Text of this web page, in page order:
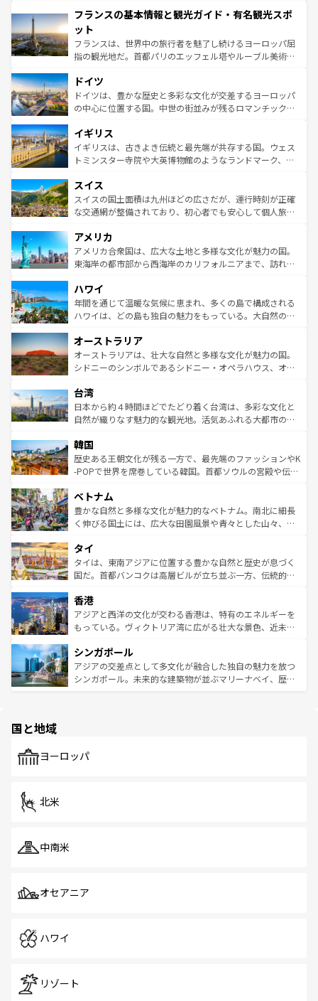
ませてくれるイタリアで、忘れられない旅をしてみよう！
なお、新着のイタリア情報は
しい。
文化が根付くこの国では、情熱的なフラメンコ、熱気あふ
れる闘牛、そして美味しいタパスが生活の一部となってい
る。首都マドリードの洗練された雰囲気や、バルセロナの
アートに溢れた街角から、地方では古代ローマ遺跡や中世
せる。地方によって風土や気候が異なるスペインはその個
性で訪れる人を魅了する。 なお、新着のスペイン情報は コ
ンテンツ一覧を参照してほしい。
フランスの基本情報と観光ガイド・有名観光スポ
ット
フランスは、世界中の旅行者を魅了し続けるヨーロッパ屈
指の観光地だ。首都パリのエッフェル塔やルーブル美術館
で、幅広い魅力が詰まっている。華麗な宮殿、歴史的な大
聖堂、美しいビーチ、そして豊かな自然が、訪れる者を心
から魅了する。また、フランスは美食の国としても知ら
いる。シャンパンの発祥地であるランス、プロヴァンスの
香り高いラベンダー畑など、多彩な楽しみ方が可能だ。さ
らに、パリ以外の地域にも魅力が溢れており、どの街角に
れる地方に足を運ぶとそれぞれで全く異なる文化を体験で
きるだろう。 なお、新着のフランス情報はコンテンツ一覧
を参照してほしい。
ドイツ
ドイツは、豊かな歴史と多彩な文化が交差するヨーロッパ
の中心に位置する国。中世の街並みが残るロマンチック街
顔を持つこの国は、どこを歩いても飽きることがない。ベ
ルリンの文化的活気、バイエルン州のアルプスの絶景、そ
してライン川沿いのワイン畑といった風景は必見。ビール
は、お酒好きな人にはぜひ体験してほしい。 なお、新着の
ドイツ情報はコンテンツ一覧を参照してほしい。
イギリス
イギリスは、古きよき伝統と最先端が共存する国。ウェス
トミンスター寺院や大英博物館のようなランドマーク、歴
リアごとに異なる魅力がある。また、優雅なアフタヌーン
ティー、ビール好きにはたまらない英国パブ、サッカー観
戦など、本場だからこそできる体験も豊富。イギリスを旅
ンツ一覧を参照してほしい。
スイス
スイスの国土面積は九州ほどの広さだが、運行時刻が正確
な交通網が整備されており、初心者でも安心して個人旅行
の建物がそのまま残る町や、スイスならではのユニークな
博物館もあり、アルプス観光だけでなく町歩きも満喫する
ことができる。国民の所得が高いため物価も高いが、旅行
ば市内交通費無料で観光を楽しむこともできる。 なお、新
着のスイス情報はコンテンツ一覧 を参照してほしい。
アメリカ
アメリカ合衆国は、広大な土地と多様な文化が魅力の国。
東海岸の都市部から西海岸のカリフォルニアまで、訪れる
のような巨大都市は、観光、ショッピング、エンターテイ
ンメントが詰まった刺激的なスポットだ。一方、アメリカ
西部には大自然が広がり、グランドキャニオンやイエロー
部のニューオーリンズでは、音楽と美食が融合した独特の
文化が魅力。旅行者はアメリカの各地域で異なる魅力を楽
しみながら、その多様性と豊かな歴史を感じることができ
ならではの贅沢な旅のスタイルだ。 なお、新着のアメリカ
情報はコンテンツ一覧を参照してほしい。
ハワイ
年間を通じて温暖な気候に恵まれ、多くの島で構成される
ハワイは、どの島も独自の魅力をもっている。大自然の神
ワイ島は見逃せない。また、定番の観光地といえばオアフ
島だが、静かな自然を求めるならマウイ島やカウアイ島が
おすすめ。エメラルドグリーンに輝く海をはじめ、豊かな
れるおもてなしの心で訪れる人々を迎えてくれるハワイの
人々、おいしいローカルフードやハワイアンミュージッ
ク、伝統的なフラダンスなど、すべてがハワイの魅力を彩
ワイを、存分に味わってほしい。 なお、新着のハワイ情報
はコンテンツ一覧を参照してほしい。
オーストラリア
オーストラリアは、壮大な自然と多様な文化が魅力の国。
シドニーのシンボルであるシドニー・オペラハウス、オー
リアリーフや大陸中央部にそびえるウルル（エアーズロッ
ク）、タスマニアの美しい原生林やケアンズの熱帯雨林な
ど、見どころがたくさん。また、カフェやワイン、オージ
いる。アクティビティも充実しており、サーフィンやダイ
ビング、ハイキングなど、アウトドア好きにはたまらな
い。オーストラリアの多彩な魅力を存分に味わいつくそ
参照してほしい。
台湾
日本から約４時間ほどでたどり着く台湾は、多彩な文化と
自然が織りなす魅力的な観光地。活気あふれる大都市の台
ン）、静ひつな山岳地帯である台湾東部など、都市の喧騒
と山間の静けさが共存しており、訪れる人に新しい発見と
驚きをもたらしてくれる。また、奥深い台湾の食文化も魅
容にもいいと評判のスイーツなど、バラエティ豊かな料理
が味わえる。 なお、新着の台湾情報は コンテンツ一覧を参
照してほしい。
韓国
歴史ある王朝文化が残る一方で、最先端のファッションやK
-POPで世界を席巻している韓国。首都ソウルの宮殿や伝統
き、地方に足を延ばせば四季折々の自然美を楽しむことが
できる。そして、キムチや焼肉、絶品のストリートフード
まで、さまざまな韓国料理が待っている。夜には、韓国な
リティに包まれながら、韓国の多彩な魅力を心ゆくまで味
わってみてほしい。 なお、新着の韓国情報はコンテンツ一
覧を参照してほしい。
ベトナム
豊かな自然と多様な文化が魅力的なベトナム。南北に細長
く伸びる国土には、広大な田園風景や青々とした山々、世
急速な発展と共に伝統が息づく。ハノイの古い町並みやホ
ーチミン市のフランス統治時代の建物も、独特の雰囲気を
醸し出している。また、バラエティの豊かさとおいしさで
とつ。フォーやバインミー、ベトナムコーヒーなどは、ぜ
ひ現地で味わいたい。どの地域を訪れてもあたたかい人々
が旅行者を迎えてくれるので、きっと忘れられない旅にな
参照してほしい。
タイ
タイは、東南アジアに位置する豊かな自然と歴史が息づく
国だ。首都バンコクは高層ビルが立ち並ぶ一方、伝統的な
の活気が交差している。北部ではチェンマイなどの山岳地
帯で自然と触れ合い、南部ではプーケットやクラビの美し
いビーチでリゾート気分を楽しむことができる。タイ料理
激する。気候は一年中温暖で、どの季節にも異なる楽しみ
が待っている。親しみやすいタイの人々、仏教を中心とし
た文化、そして多様な観光資源が、訪れる旅人を魅了し続
香港
アジアと西洋の文化が交わる香港は、特有のエネルギーを
もっている。ヴィクトリア湾に広がる壮大な景色、近未来
み、どこを訪れても感動するはず。観光スポットが密集し
ており、効率よく見どころを回れるのも魅力。息をのむよ
うな絶景から文化的な体験まで、香港を存分に楽しみ尽く
シンガポール
アジアの交差点として多文化が融合した独自の魅力を放つ
シンガポール。未来的な建築物が並ぶマリーナベイ、歴史
で、ホーカーズは地元の風情を楽しめる外せないスポット
国と地域
ヨーロッパ
北米
中南米
オセアニア
ハワイ
リゾート